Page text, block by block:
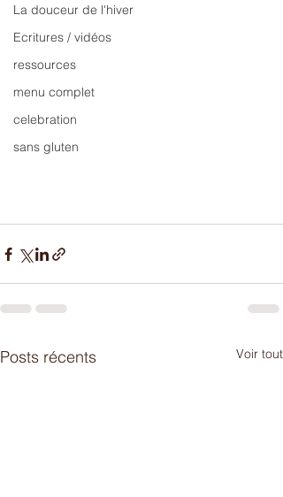
La douceur de l'hiver
Ecritures / vidéos
ressources
menu complet
celebration
sans gluten
Posts récents Voir tout